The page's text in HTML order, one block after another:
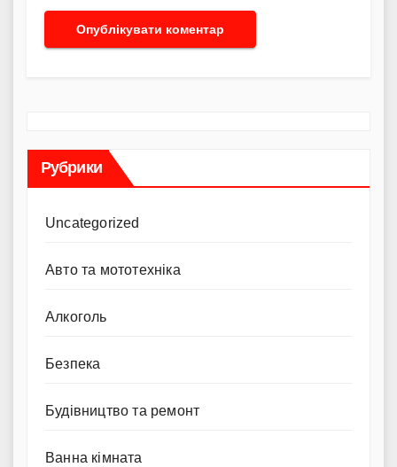
Рубрики
Uncategorized
Авто та мототехніка
Алкоголь
Безпека
Будівництво та ремонт
Ванна кімната